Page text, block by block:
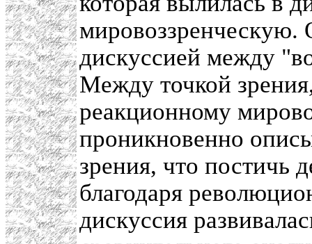
мировоззренческую.
дискуссией между
Между точкой
реакционному
проникновенно
зрения, что постичь
благодаря
дискуссия